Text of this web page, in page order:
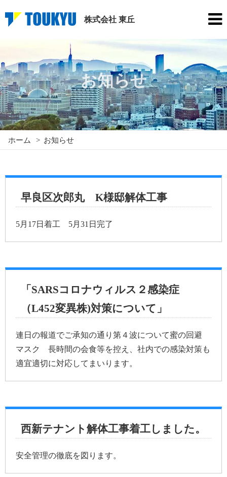
株式会社 東丘
お知らせ
ホーム > お知らせ
早良区次郎丸 K様邸解体工事
5月17日着工 5月31日完了
「SARSコロナウィルス２感染症
（L452変異株)対策について」
連日の報道でご承知の通り第４波について蜜の回避
マスク 長時間の会食等を控え、社内での感染対策も
適宜適切に対応してまいります。
西新テナント解体工事着工しました。
安全管理の徹底を図ります。